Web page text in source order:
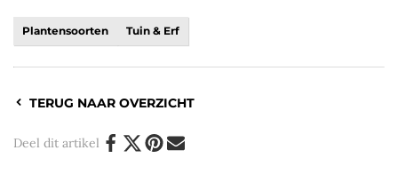
Plantensoorten Tuin & Erf
TERUG NAAR OVERZICHT
Deel dit artikel